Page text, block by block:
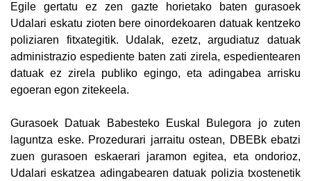
Egile gertatu ez zen gazte horietako baten gurasoek
Udalari eskatu zioten bere oinordekoaren datuak kentzeko
poliziaren fitxategitik. Udalak, ezetz, argudiatuz datuak
administrazio espediente baten zati zirela, espedientearen
datuak ez zirela publiko egingo, eta adingabea arrisku
egoeran egon zitekeela.
Gurasoek Datuak Babesteko Euskal Bulegora jo zuten
laguntza eske. Prozedurari jarraitu ostean, DBEBk ebatzi
zuen gurasoen eskaerari jaramon egitea, eta ondorioz,
Udalari eskatzea adingabearen datuak polizia txostenetik